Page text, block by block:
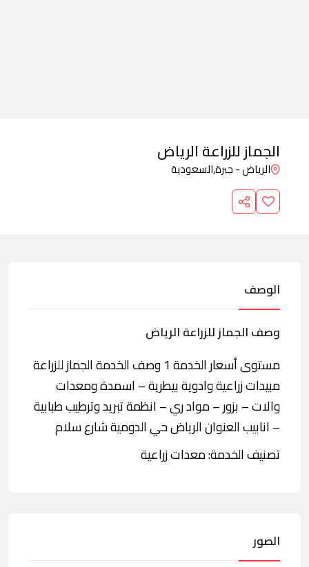
الجماز للزراعة الرياض
الرياض - جبرة,السعودية
الوصف
وصف الجماز للزراعة الرياض
مستوى أسعار الخدمة 1 وصف الخدمة الجماز للزراعة
مبيدات زراعية وادوية بيطرية – اسمدة ومعدات
والات – بزور – مواد ري – انظمة تبريد وترطيب طبابية
– انابيب العنوان الرياض حي الدومية شارع سلام
تصنيف الخدمة: معدات زراعية
الصور